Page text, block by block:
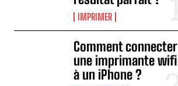
IMPRIMER
Comment connecter
une imprimante wifi
à un iPhone ?